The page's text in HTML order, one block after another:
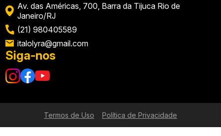
Av. das Américas, 700, Barra da Tijuca Rio de
Janeiro/RJ
(21) 980405589
italolyra@gmail.com
Siga-nos
Termos de Uso Política de Privacidade